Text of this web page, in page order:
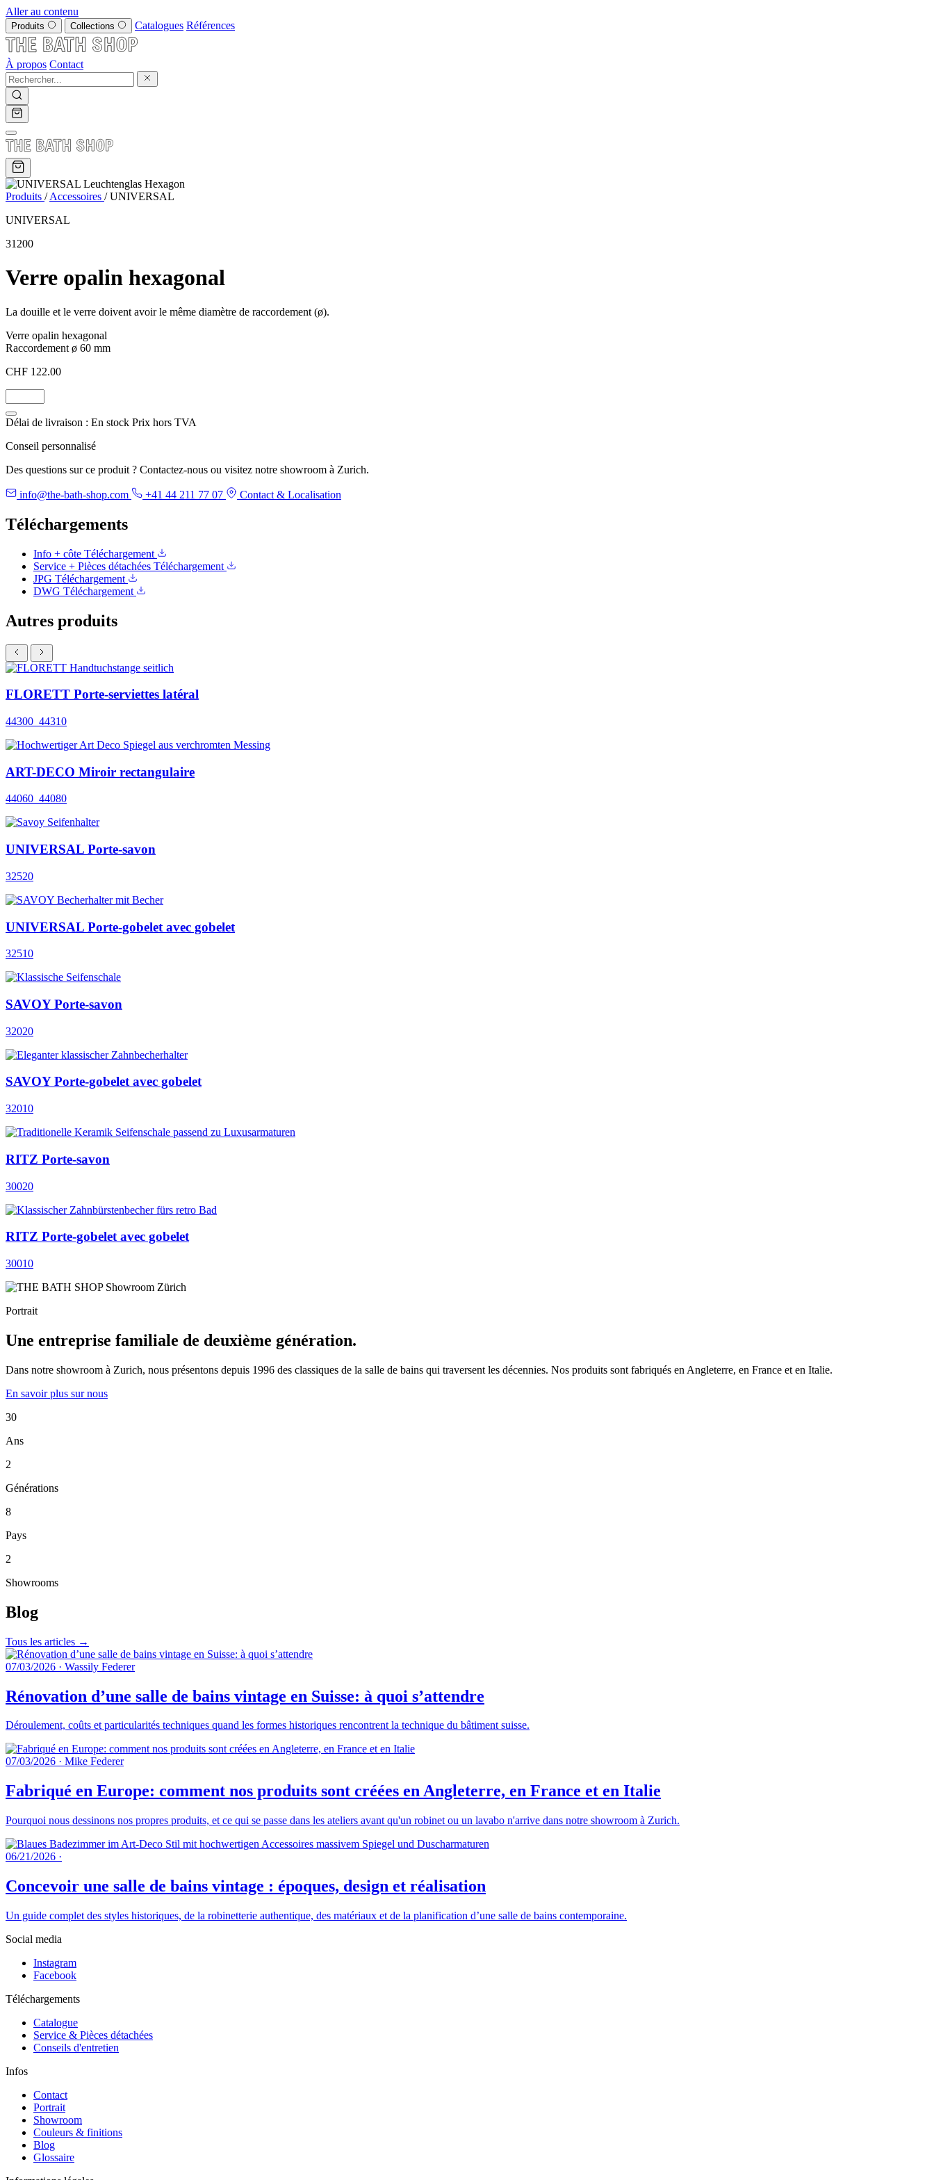
Aller au contenu
Produits Collections Catalogues Références
À propos Contact
Produits / Accessoires / UNIVERSAL
UNIVERSAL
31200
Verre opalin hexagonal
La douille et le verre doivent avoir le même diamètre de raccordement (ø).
Verre opalin hexagonal
Raccordement ø 60 mm
CHF 122.00
Délai de livraison : En stock Prix hors TVA
Conseil personnalisé
Des questions sur ce produit ? Contactez-nous ou visitez notre showroom à Zurich.
info@the-bath-shop.com +41 44 211 77 07 Contact & Localisation
Téléchargements
Info + côte Téléchargement
Service + Pièces détachées Téléchargement
JPG Téléchargement
DWG Téléchargement
Autres produits
FLORETT Porte-serviettes latéral
44300_44310
ART-DECO Miroir rectangulaire
44060_44080
UNIVERSAL Porte-savon
32520
UNIVERSAL Porte-gobelet avec gobelet
32510
SAVOY Porte-savon
32020
SAVOY Porte-gobelet avec gobelet
32010
RITZ Porte-savon
30020
RITZ Porte-gobelet avec gobelet
30010
Portrait
Une entreprise familiale de deuxième génération.
Dans notre showroom à Zurich, nous présentons depuis 1996 des classiques de la salle de bains qui traversent les décennies. Nos produits sont fabriqués en Angleterre, en France et en Italie.
En savoir plus sur nous
30
Ans
2
Générations
8
Pays
2
Showrooms
Blog
Tous les articles →
07/03/2026 · Wassily Federer
Rénovation d’une salle de bains vintage en Suisse: à quoi s’attendre
Déroulement, coûts et particularités techniques quand les formes historiques rencontrent la technique du bâtiment suisse.
07/03/2026 · Mike Federer
Fabriqué en Europe: comment nos produits sont créées en Angleterre, en France et en Italie
Pourquoi nous dessinons nos propres produits, et ce qui se passe dans les ateliers avant qu'un robinet ou un lavabo n'arrive dans notre showroom à Zurich.
06/21/2026 ·
Concevoir une salle de bains vintage : époques, design et réalisation
Un guide complet des styles historiques, de la robinetterie authentique, des matériaux et de la planification d’une salle de bains contemporaine.
Social media
Instagram
Facebook
Téléchargements
Catalogue
Service & Pièces détachées
Conseils d'entretien
Infos
Contact
Portrait
Showroom
Couleurs & finitions
Blog
Glossaire